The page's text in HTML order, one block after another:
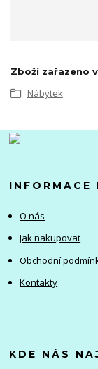
Zboží zařazeno
Nábytek
INFORMACE
O nás
Jak nakupovat
Obchodní
Kontakty
KDE NÁS